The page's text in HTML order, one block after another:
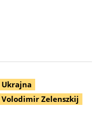
Ukrajna
Volodimir Zelenszkij